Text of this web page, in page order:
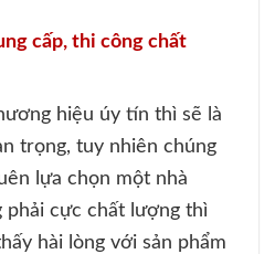
cấp, thi công chất
hiệu úy tín thì sẽ là
trọng, tuy nhiên chúng
lựa chọn một nhà
phải cực chất lượng thì
hài lòng với sản phẩm